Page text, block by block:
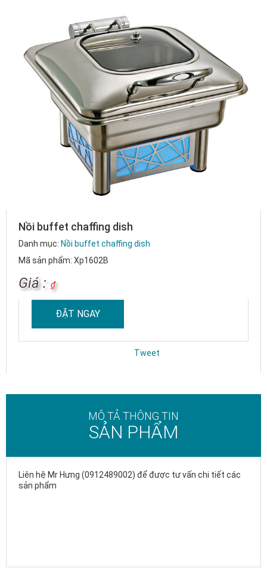
Nồi buffet chaffing dish
Danh mục: Nồi buffet chaffing dish
Mã sản phẩm: Xp1602B
Giá : ₫
ĐẶT NGAY
Tweet
MÔ TẢ THÔNG TIN
SẢN PHẨM
Liên hệ Mr Hưng (0912489002) để được tư vấn chi tiết các
sản phẩm